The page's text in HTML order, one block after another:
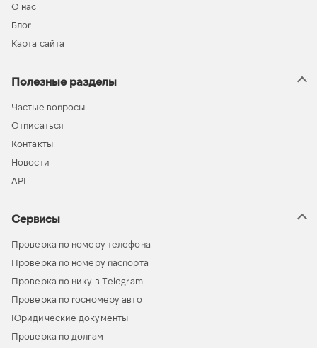
О нас
Блог
Карта сайта
Полезные разделы
Частые вопросы
Отписаться
Контакты
Новости
API
Сервисы
Проверка по номеру телефона
Проверка по номеру паспорта
Проверка по нику в Telegram
Проверка по госномеру авто
Юридические документы
Проверка по долгам